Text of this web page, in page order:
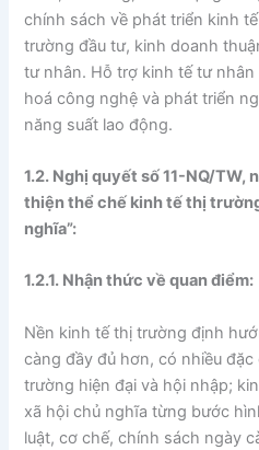
chính sách về phát triển kinh
trường đầu tư, kinh doanh
tư nhân. Hỗ trợ kinh tế tư
hoá công nghệ và phát triển
năng suất lao động.
1.2. Nghị quyết số 11-NQ/TW,
thiện thể chế kinh tế thị
nghĩa”:
1.2.1. Nhận thức về quan điểm:
Nền kinh tế thị trường định
càng đầy đủ hơn, có nhiều
trường hiện đại và hội nhập;
xã hội chủ nghĩa từng bước
luật, cơ chế, chính sách ngày